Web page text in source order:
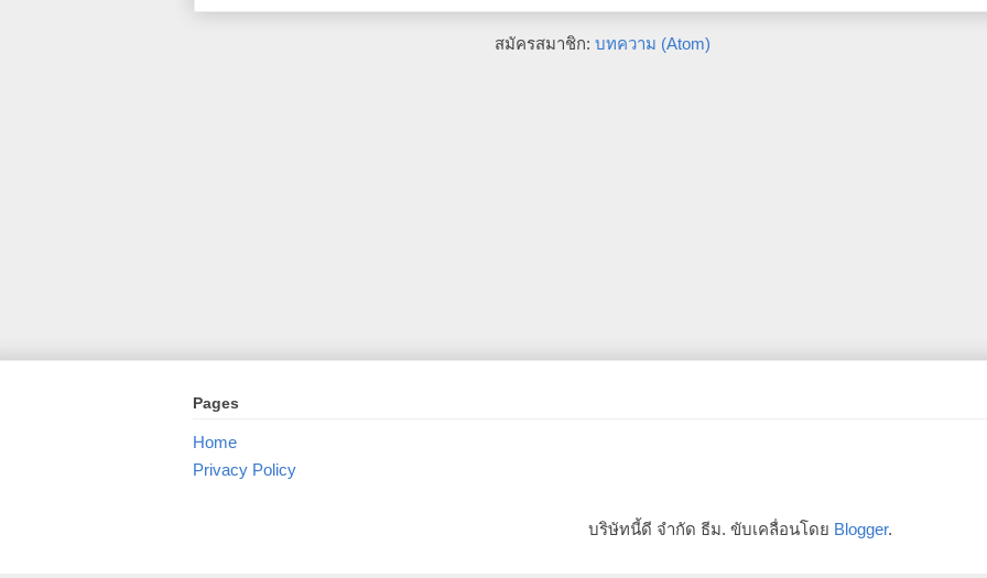
สมัครสมาชิก: บทความ (Atom)
Pages
Home
Privacy Policy
บริษัทนี้ดี จำกัด ธีม. ขับเคลื่อนโดย Blogger.